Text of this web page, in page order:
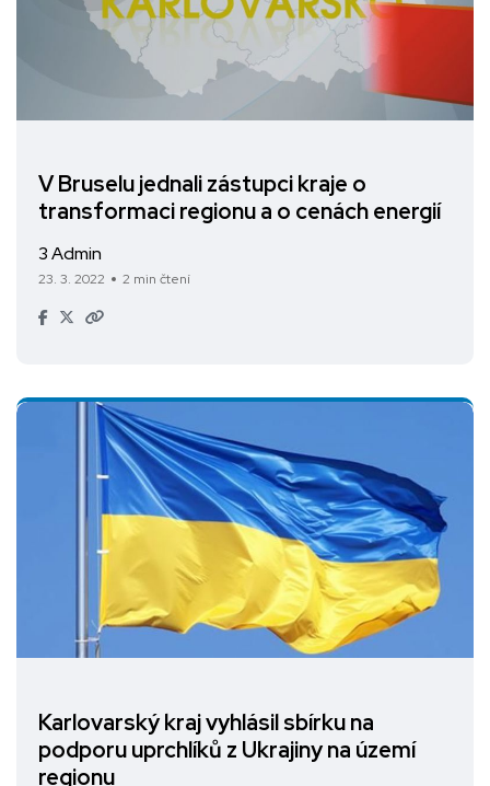
V Bruselu jednali zástupci kraje o
transformaci regionu a o cenách energií
3 Admin
23. 3. 2022 2 min čtení
Karlovarský kraj vyhlásil sbírku na
podporu uprchlíků z Ukrajiny na území
regionu